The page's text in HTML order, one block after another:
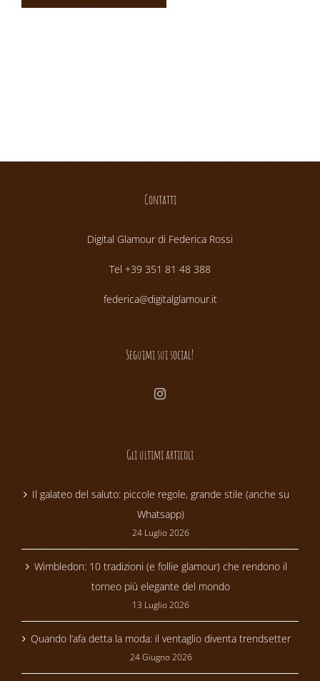
Contatti
Digital Glamour di Federica Rossi
Tel +39 351 81 48 388
federica@digitalglamour.it
Seguimi sui social!
Gli ultimi articoli
Il galateo del saluto: piccole regole, grande stile (anche su
Whatsapp)
24 Luglio 2026
Wimbledon: 10 tradizioni (e follie glamour) che rendono il
torneo più elegante del mondo
13 Luglio 2026
Quando l’afa detta la moda: il ventaglio diventa trendsetter
24 Giugno 2026